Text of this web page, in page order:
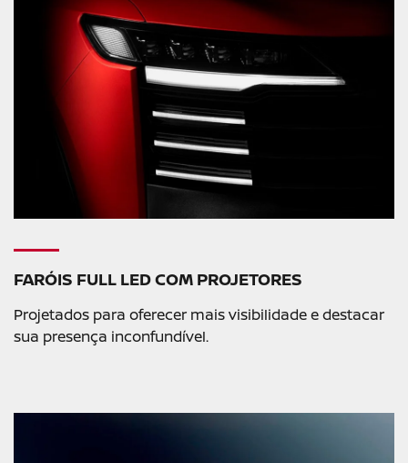
FARÓIS FULL LED COM PROJETORES
Projetados para oferecer mais visibilidade e destacar
sua presença inconfundível.